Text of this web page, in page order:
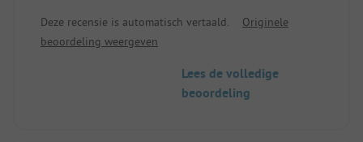
We hadden uitzicht op het Ijselmeer. Het sanitair is
relatief nieuw en erg schoon. Het centrum van
bereiken. Vooral belangrijk voor ons: honden
Deze recensie is automatisch vertaald.
Originele
beoordeling weergeven
Lees de volledige
beoordeling